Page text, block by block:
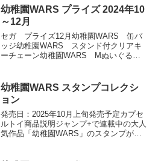
（土）登場予定フリュー プライズエル
ココ プラ...
幼稚園WARS プライズ 2024年10
～12月
セガ プライズ12月幼稚園WARS 缶バ
ッジ幼稚園WARS スタンド付クリアキ
ーチェーン幼稚園WARS Mぬいぐる
ズ▼▼▼ プライズ詳細 ▼▼▼セガ プラ
イズ12月...
幼稚園WARS スタンプコレクシ
ョン
発売日：2025年10月上旬発売予定カプセ
ルトイ商品説明ジャンプ+で連載中の大人
気作品「幼稚園WARS」のスタンプが登